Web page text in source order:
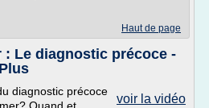
Haut de page
: Le diagnostic précoce -
voir la vidéo
diagnostic précoce